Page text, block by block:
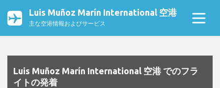
Luis Muñoz Marín International 空港
主な空港情報およびサービス
Luis Muñoz Marín International 空港 でのフラ
イトの発着